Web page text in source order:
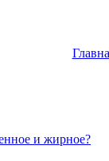
и жирное?